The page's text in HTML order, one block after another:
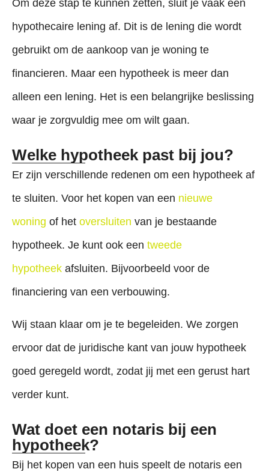
Om deze stap te kunnen zetten, sluit je vaak een
hypothecaire lening af. Dit is de lening die wordt
gebruikt om de aankoop van je woning te
financieren. Maar een hypotheek is meer dan
alleen een lening. Het is een belangrijke beslissing
waar je zorgvuldig mee om wilt gaan.
Welke hypotheek past bij jou?
Er zijn verschillende redenen om een hypotheek af
te sluiten. Voor het kopen van een nieuwe
woning of het oversluiten van je bestaande
hypotheek. Je kunt ook een tweede
hypotheek afsluiten. Bijvoorbeeld voor de
financiering van een verbouwing.
Wij staan klaar om je te begeleiden. We zorgen
ervoor dat de juridische kant van jouw hypotheek
goed geregeld wordt, zodat jij met een gerust hart
verder kunt.
Wat doet een notaris bij een
hypotheek?
Bij het kopen van een huis speelt de notaris een